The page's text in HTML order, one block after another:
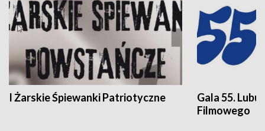
I Żarskie Śpiewanki Patriotyczne
Gala 55.
Filmowego